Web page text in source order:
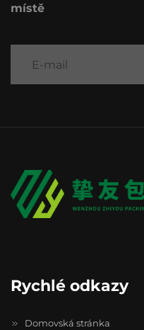
místě
Rychlé odkazy
Domovská stránka